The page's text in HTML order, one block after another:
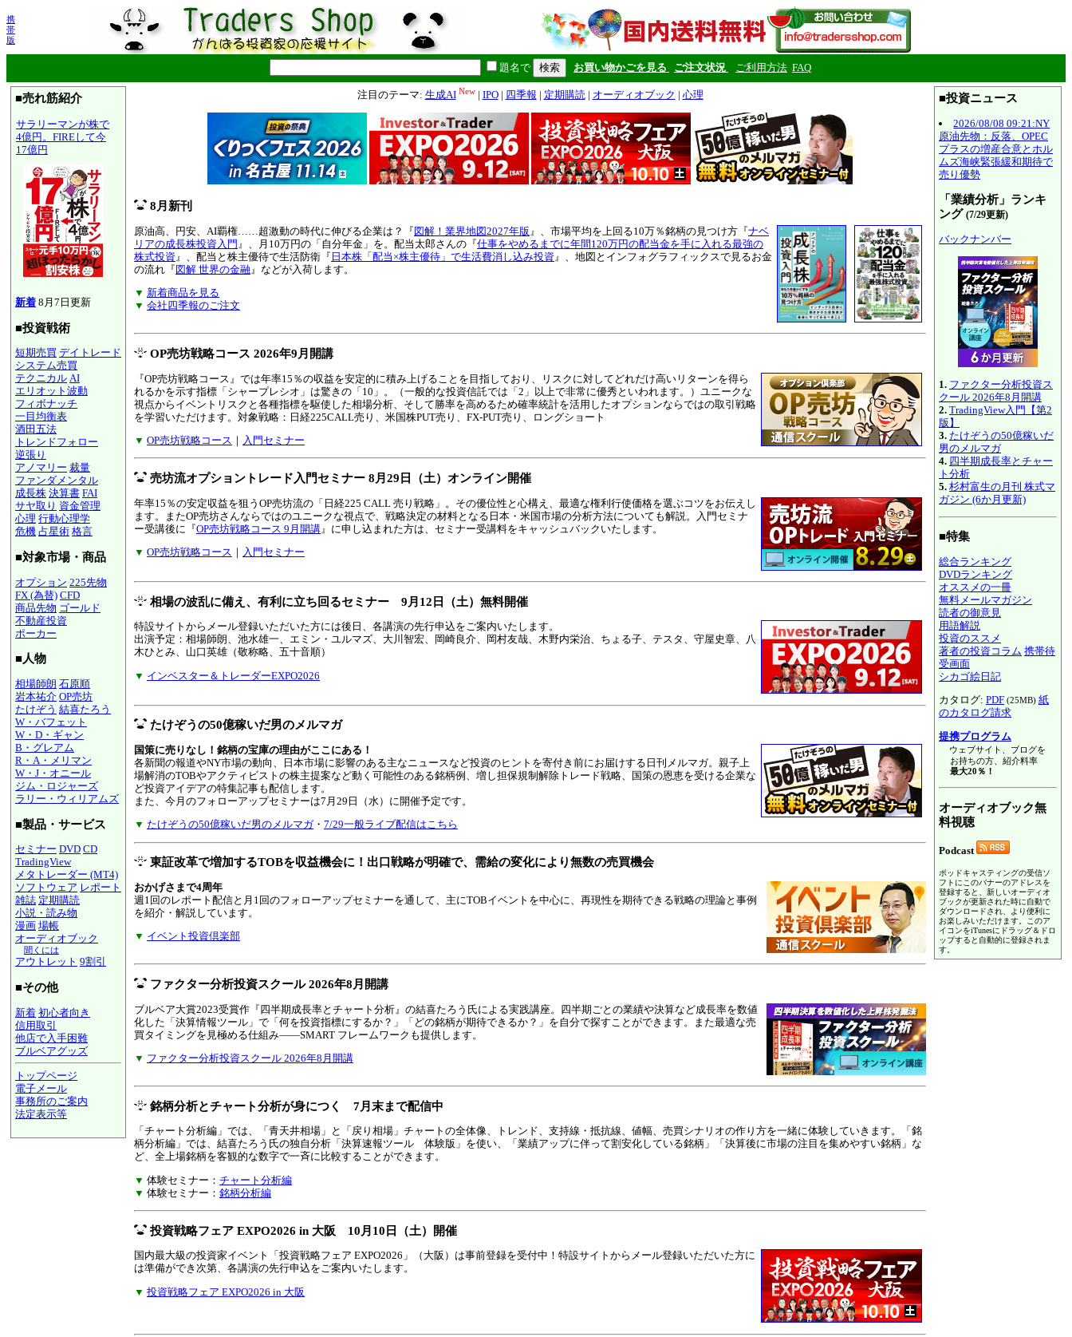
携
帯
版
題名で お買い物かごを見る ご注文状況 ご利用方法 FAQ
■売れ筋紹介
サラリーマンが株で
4億円。FIREして今
17億円
新着 8月7日更新
■投資戦術
短期売買 デイトレード
システム売買
テクニカル AI
エリオット波動
フィボナッチ
一目均衡表
酒田五法
トレンドフォロー
逆張り
アノマリー 裁量
ファンダメンタル
成長株 決算書 FAI
サヤ取り 資金管理
心理 行動心理学
危機 占星術 格言
■対象市場・商品
オプション 225先物
FX (為替) CFD
商品先物 ゴールド
不動産投資
ポーカー
■人物
相場師朗 石原順
岩本祐介 OP売坊
たけぞう 結喜たろう
W・バフェット
W・D・ギャン
B・グレアム
R・A・メリマン
W・J・オニール
ジム・ロジャーズ
ラリー・ウィリアムズ
■製品・サービス
セミナー DVD CD
TradingView
メタトレーダー (MT4)
ソフトウェア レポート
雑誌 定期購読
小説・読み物
漫画 場帳
オーディオブック
聞くには
アウトレット 9割引
■その他
新着 初心者向き
信用取引
他店で入手困難
ブルベアグッズ
トップページ
電子メール
事務所のご案内
法定表示等
注目のテーマ: 生成AI New| IPO| 四季報 | 定期購読| オーディオブック | 心理
8月新刊
原油高、円安、AI覇権……超激動の時代に伸びる企業は？『 図解！業界地図2027年版』、市場平均を上回る10万％銘柄の見つけ方『ナベ
リアの成長株投資入門 』、月10万円の「自分年金」を。配当太郎さんの『仕事をやめるまでに年間120万円の配当金を手に入れる最強の
株式投資』、配当と株主優待で生活防衛『 日本株「配当×株主優待」で生活費消し込み投資』、地図とインフォグラフィックスで見るお金
の流れ『 図解 世界の金融』などが入荷します。
▼ 新着商品を見る
▼ 会社四季報のご注文
OP売坊戦略コース 2026年9月開講
『OP売坊戦略コース』では年率15％の収益を安定的に積み上げることを目指しており、リスクに対してどれだけ高いリターンを得ら
れるかを示す指標「シャープレシオ」は驚きの「10」。（一般的な投資信託では「2」以上で非常に優秀といわれます。）ユニークな
視点からイベントリスクと各種指標を駆使した相場分析、そして勝率を高めるため確率統計を活用したオプションならではの取引戦略
を学習いただけます。対象戦略：日経225CALL売り、米国株PUT売り、FX-PUT売り、ロングショート
▼ OP売坊戦略コース ｜ 入門セミナー
売坊流オプショントレード入門セミナー 8月29日（土）オンライン開催
年率15％の安定収益を狙うOP売坊流の「日経225 CALL 売り戦略」。その優位性と心構え、最適な権利行使価格を選ぶコツをお伝えし
ます。またOP売坊さんならではのユニークな視点で、戦略決定の材料となる日本・米国市場の分析方法についても解説。入門セミナ
ー受講後に『OP売坊戦略コース 9月開講 』に申し込まれた方は、セミナー受講料をキャッシュバックいたします。
▼ OP売坊戦略コース ｜ 入門セミナー
相場の波乱に備え、有利に立ち回るセミナー 9月12日（土）無料開催
特設サイトからメール登録いただいた方には後日、各講演の先行申込をご案内いたします。
出演予定：相場師朗、池水雄一、エミン・ユルマズ、大川智宏、岡崎良介、岡村友哉、木野内栄治、ちょる子、テスタ、守屋史章、八
木ひとみ、山口英雄（敬称略、五十音順）
▼ インベスター＆トレーダーEXPO2026
たけぞうの50億稼いだ男のメルマガ
国策に売りなし！銘柄の宝庫の理由がここにある！
各新聞の報道やNY市場の動向、日本市場に影響のある主なニュースなど投資のヒントを寄付き前にお届けする日刊メルマガ。親子上
場解消のTOBやアクティビストの株主提案など動く可能性のある銘柄例、増し担保規制解除トレード戦略、国策の恩恵を受ける企業な
ど投資アイデアの特集記事も配信します。
また、今月のフォローアップセミナーは7月29日（水）に開催予定です。
▼ たけぞうの50億稼いだ男のメルマガ・ 7/29一般ライブ配信はこちら
東証改革で増加するTOBを収益機会に！出口戦略が明確で、需給の変化により無数の売買機会
おかげさまで4周年
週1回のレポート配信と月1回のフォローアップセミナーを通して、主にTOBイベントを中心に、再現性を期待できる戦略の理論と事例
を紹介・解説しています。
▼ イベント投資倶楽部
ファクター分析投資スクール 2026年8月開講
ブルベア大賞2023受賞作『四半期成長率とチャート分析』の結喜たろう氏による実践講座。四半期ごとの業績や決算など成長率を数値
化した「決算情報ツール」で「何を投資指標にするか？」「どの銘柄が期待できるか？」を自分で探すことができます。また最適な売
買タイミングを見極める仕組み――SMART フレームワークも提供します。
▼ ファクター分析投資スクール 2026年8月開講
銘柄分析とチャート分析が身につく 7月末まで配信中
「チャート分析編」では、「青天井相場」と「戻り相場」チャートの全体像、トレンド、支持線・抵抗線、値幅、売買シナリオの作り方を一緒に体験していきます。「銘
柄分析編」では、結喜たろう氏の独自分析「決算速報ツール 体験版」を使い、「業績アップに伴って割安化している銘柄」「決算後に市場の注目を集めやすい銘柄」な
ど、全上場銘柄を客観的な数字で一斉に比較することができます。
▼ 体験セミナー： チャート分析編
▼ 体験セミナー： 銘柄分析編
投資戦略フェア EXPO2026 in 大阪 10月10日（土）開催
国内最大級の投資家イベント「投資戦略フェア EXPO2026」（大阪）は事前登録を受付中！特設サイトからメール登録いただいた方に
は準備ができ次第、各講演の先行申込をご案内いたします。
▼ 投資戦略フェア EXPO2026 in 大阪
■投資ニュース
2026/08/08 09:21:NY
原油先物：反落、OPEC
プラスの増産合意とホル
ムズ海峡緊張緩和期待で
売り優勢
「業績分析」ランキ
ング (7/29更新)
バックナンバー
1. ファクター分析投資ス
クール 2026年8月開講
2. TradingView入門【第2
版】
3. たけぞうの50億稼いだ
男のメルマガ
4. 四半期成長率とチャー
ト分析
5. 杉村富生の月刊 株式マ
ガジン (6か月更新)
■特集
総合ランキング
DVDランキング
オススメの一冊
無料メールマガジン
読者の御意見
用語解説
投資のススメ
著者の投資コラム 携帯待
受画面
シカゴ絵日記
カタログ: PDF (25MB) 紙
のカタログ請求
提携プログラム
ウェブサイト、ブログを
お持ちの方、紹介料率
最大20％！
オーディオブック無
料視聴
Podcast
ポッドキャスティングの受信ソ
フトにこのバナーのアドレスを
登録すると、新しいオーディオ
ブックが更新された時に自動で
ダウンロードされ、より便利に
お楽しみいただけます。このア
イコンをiTunesにドラッグ＆ドロ
ップすると自動的に登録されま
す。